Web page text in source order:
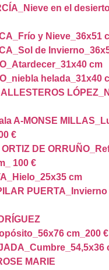
en el
y Nieve_36x51
de
cm
helada_31x40
A-MONSE
€
DE
100 €
cm
PUERTA_Invierno
cm_200 €
MARIE